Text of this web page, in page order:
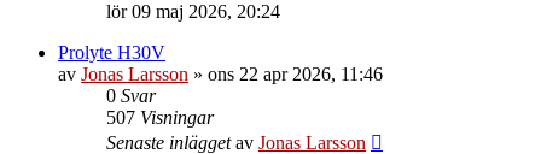
lör 09 maj 2026, 20:24
Prolyte H30V
av Jonas Larsson » ons 22 apr 2026, 11:46
0 Svar
507 Visningar
Senaste inläggetav Jonas Larsson